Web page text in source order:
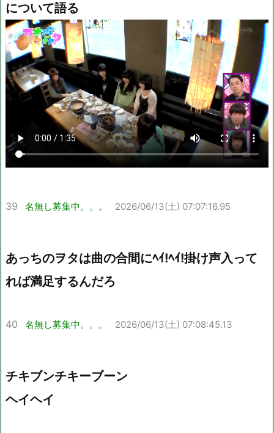
について語る
39 名無し募集中。。。 2026/06/13(土) 07:07:16.95
あっちのヲタは曲の合間にﾍｲ!ﾍｲ!掛け声入って
れば満足するんだろ
40 名無し募集中。。。 2026/06/13(土) 07:08:45.13
チキブンチキーブーン
ヘイヘイ